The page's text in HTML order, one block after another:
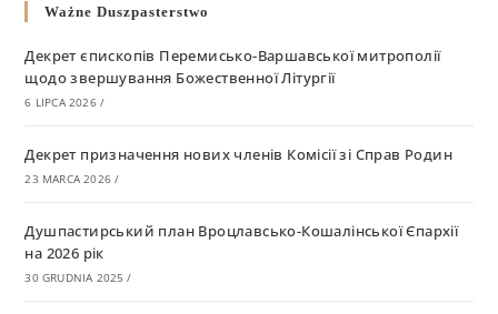
Ważne Duszpasterstwo
Декрет єпископів Перемисько-Варшавської митрополії
щодо звершування Божественної Літургії
6 LIPCA 2026 /
Декрет призначення нових членів Комісії зі Справ Родин
23 MARCA 2026 /
Душпастирський план Вроцлавсько-Кошалінської Єпархії
на 2026 рік
30 GRUDNIA 2025 /